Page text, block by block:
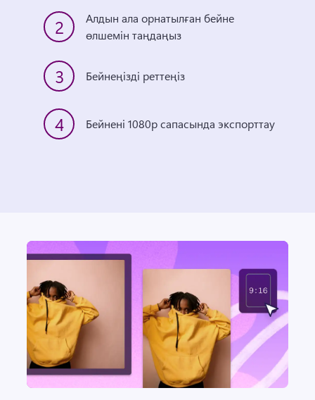
2
Алдын ала орнатылған бейне
өлшемін таңдаңыз
3 Бейнеңізді реттеңіз
4 Бейнені 1080p сапасында экспорттау